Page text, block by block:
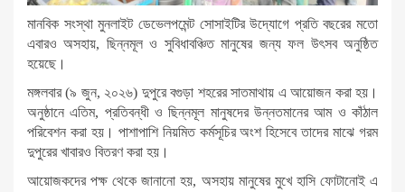
মানবিক সংস্থা মুনলাইট ডেভেলপমেন্ট সোসাইটির উদ্যোগে প্রতি বছরের মতো
এবারও অসহায়, ছিন্নমূল ও সুবিধাবঞ্চিত মানুষের জন্য ফল উৎসব অনুষ্ঠিত
হয়েছে।
মঙ্গলবার (৯ জুন, ২০২৬) দুপুরে বগুড়া শহরের সাতমাথায় এ আয়োজন করা হয়।
অনুষ্ঠানে এতিম, প্রতিবন্ধী ও ছিন্নমূল মানুষদের উন্নতমানের আম ও কাঁঠাল
পরিবেশন করা হয়। পাশাপাশি নিয়মিত কর্মসূচির অংশ হিসেবে তাদের মাঝে গরম
দুপুরের খাবারও বিতরণ করা হয়।
আয়োজকদের পক্ষ থেকে জানানো হয়, অসহায় মানুষের মুখে হাসি ফোটানোই এ